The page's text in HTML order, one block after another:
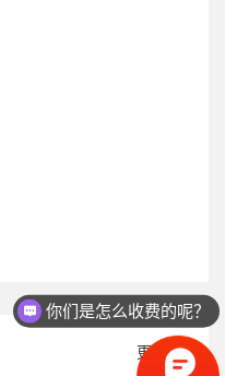
更多
你们是怎么收费的呢？